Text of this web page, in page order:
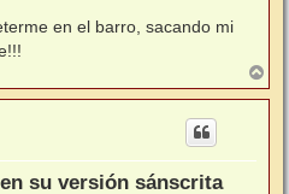
en el barro, sacando mi
r
r
su versión sánscrita